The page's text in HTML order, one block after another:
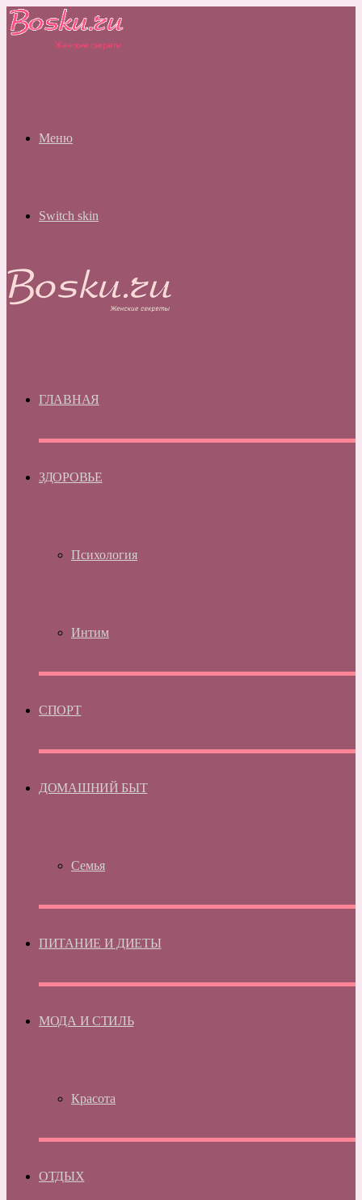
Меню
Switch skin
ГЛАВНАЯ
ЗДОРОВЬЕ
Психология
Интим
СПОРТ
ДОМАШНИЙ БЫТ
Семья
ПИТАНИЕ И ДИЕТЫ
МОДА И СТИЛЬ
Красота
ОТДЫХ